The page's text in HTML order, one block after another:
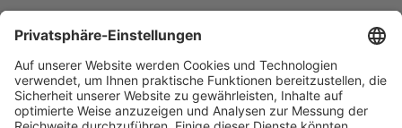
Häufig aufgerufen
Standorte & Öffnungszeiten
anmelden & ausleihen